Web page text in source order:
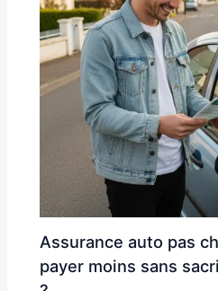
Assurance auto pas
payer moins sans